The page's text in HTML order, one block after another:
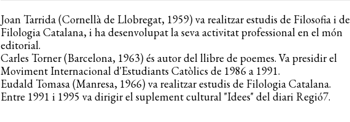
Joan Tarrida (Cornellà de Llobregat, 1959) va realitzar estudis de Filosofia i de
Filologia Catalana, i ha desenvolupat la seva activitat professional en el món
editorial.
Carles Torner (Barcelona, 1963) és autor del llibre de poemes. Va presidir el
Moviment Internacional d'Estudiants Catòlics de 1986 a 1991.
Eudald Tomasa (Manresa, 1966) va realitzar estudis de Filologia Catalana.
Entre 1991 i 1995 va dirigir el suplement cultural "Idees" del diari Regió7.